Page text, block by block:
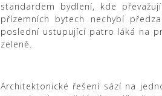
standardem bydlení, kde
přízemních bytech nechybí
poslední ustupující patro láká na
zeleně.
Architektonické řešení sází na